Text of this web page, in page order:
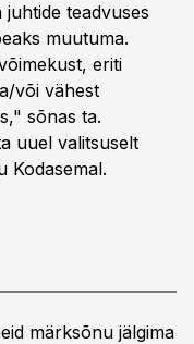
juhtide teadvuses
muutuma.
eriti
või vähest
sõnas ta.
uuel valitsuselt
Kodasemal.
märksõnu jälgima